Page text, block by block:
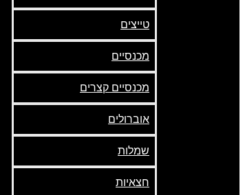
טייצים
מכנסיים
מכנסיים קצרים
אוברולים
שמלות
חצאיות